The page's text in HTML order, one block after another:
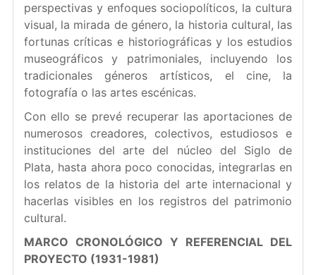
perspectivas y enfoques sociopolíticos, la cultura
visual, la mirada de género, la historia cultural, las
fortunas críticas e historiográficas y los estudios
museográficos y patrimoniales, incluyendo los
tradicionales géneros artísticos, el cine, la
fotografía o las artes escénicas.
Con ello se prevé recuperar las aportaciones de
numerosos creadores, colectivos, estudiosos e
instituciones del arte del núcleo del Siglo de
Plata, hasta ahora poco conocidas, integrarlas en
los relatos de la historia del arte internacional y
hacerlas visibles en los registros del patrimonio
cultural.
MARCO CRONOLÓGICO Y REFERENCIAL DEL
PROYECTO (1931-1981)